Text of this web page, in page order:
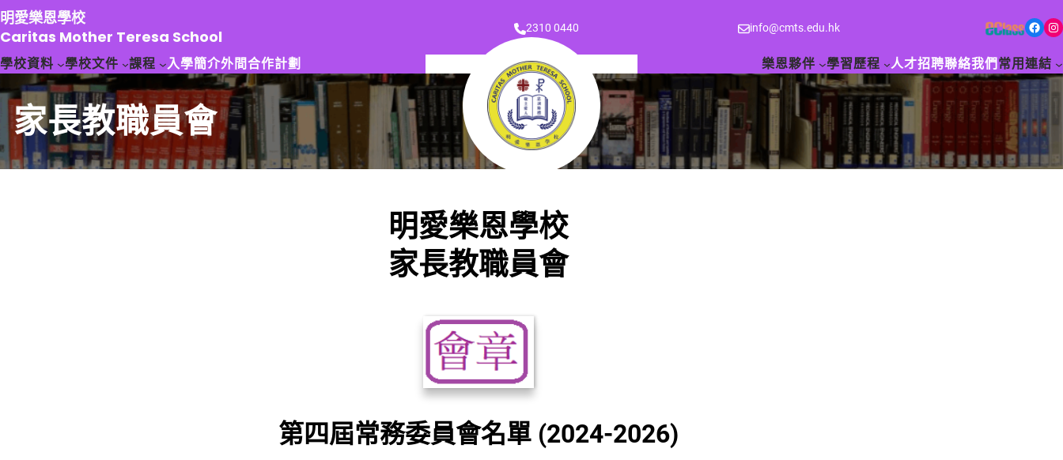
跳
至
主
要
容
明愛樂恩學校
Caritas Mother Teresa School
2310 0440 info@cmts.edu.hk Facebook Instagram
學校資料 學校文件 課程 入學簡介外間合作計劃 樂恩夥伴 學習歷程 人才招聘聯絡我們 常用連結
家長教職員會
明愛樂恩學校
家長教職員會
第四屆常務委員會名單 (2024-2026)